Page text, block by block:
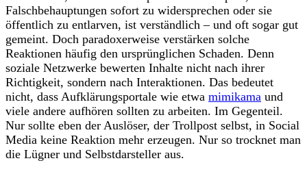
Falschbehauptungen sofort zu widersprechen oder sie
öffentlich zu entlarven, ist verständlich – und oft sogar gut
gemeint. Doch paradoxerweise verstärken solche
Reaktionen häufig den ursprünglichen Schaden. Denn
soziale Netzwerke bewerten Inhalte nicht nach ihrer
Richtigkeit, sondern nach Interaktionen. Das bedeutet
nicht, dass Aufklärungsportale wie etwa mimikama und
viele andere aufhören sollten zu arbeiten. Im Gegenteil.
Nur sollte eben der Auslöser, der Trollpost selbst, in Social
Media keine Reaktion mehr erzeugen. Nur so trocknet man
die Lügner und Selbstdarsteller aus.